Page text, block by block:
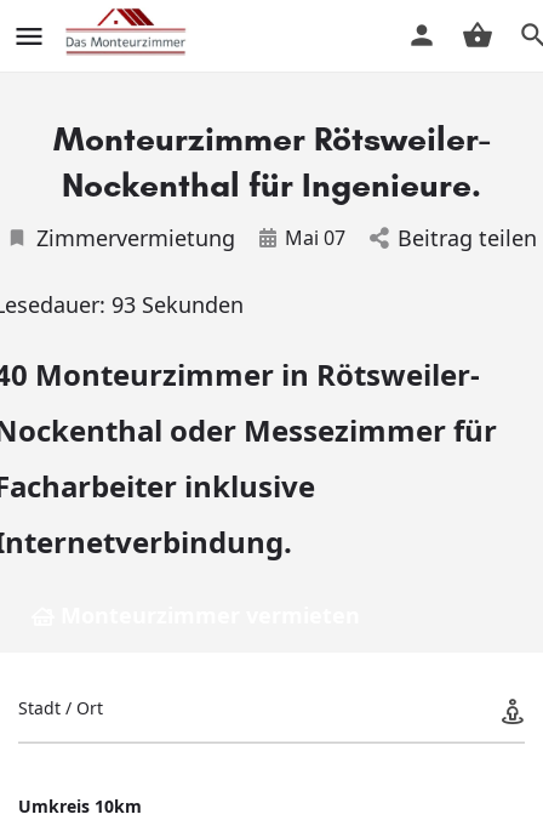
Monteurzimmer Rötsweiler-
Nockenthal für Ingenieure.
Zimmervermietung Mai 07 Beitrag teilen
93 Sekunden
Monteurzimmer in Rötsweiler-
oder Messezimmer für
inklusive
Stadt / Ort
Umkreis 10km